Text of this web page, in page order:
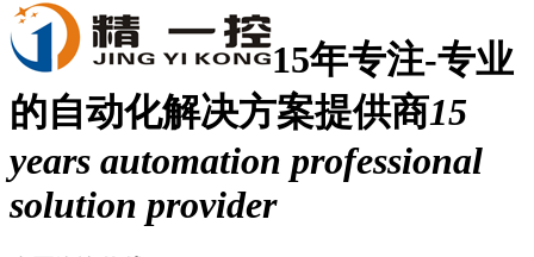
15年专注-专业
的自动化解决方案提供商15
years automation professional
solution provider